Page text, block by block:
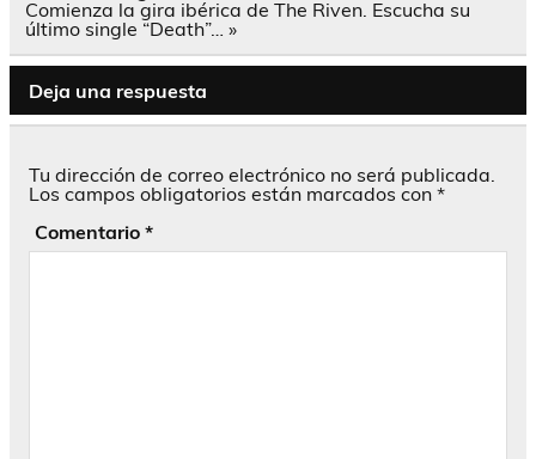
entradas
Comienza la gira ibérica de The Riven. Escucha su
último single “Death”… »
Deja una respuesta
Tu dirección de correo electrónico no será publicada.
Los campos obligatorios están marcados con *
Comentario *